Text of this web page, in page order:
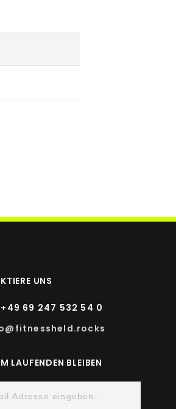
UNS
69 247 532 54 0
LAUFENDEN BLEIBEN